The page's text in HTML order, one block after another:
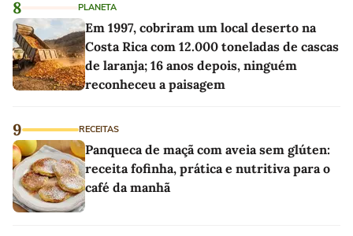
8 PLANETA
Em 1997, cobriram um local deserto na
Costa Rica com 12.000 toneladas de cascas
de laranja; 16 anos depois, ninguém
reconheceu a paisagem
9 RECEITAS
Panqueca de maçã com aveia sem glúten:
receita fofinha, prática e nutritiva para o
café da manhã